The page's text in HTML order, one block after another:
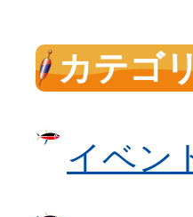
カテゴ
イベン